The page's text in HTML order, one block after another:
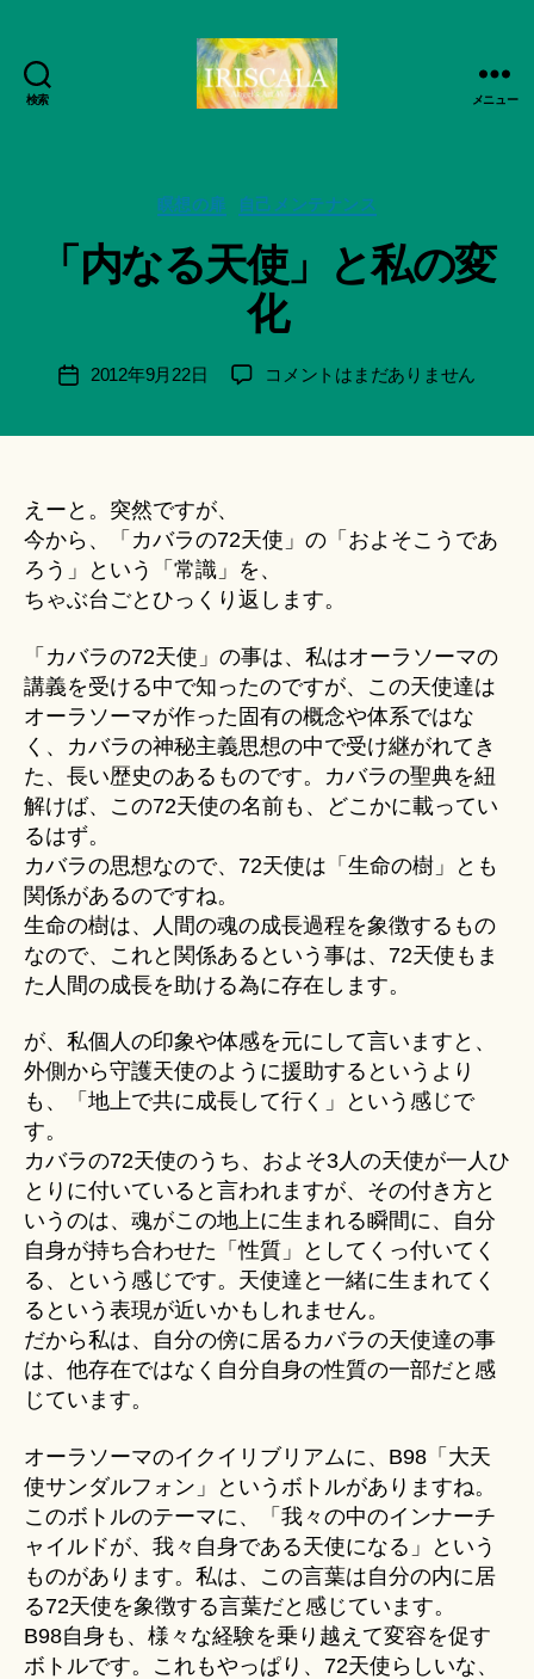
検索
日
活
動
記
録・
品
IRISCALA
メニュー
カ
ゴ
リ
ー
瞑想の扉 自己メンテナンス
「内なる天使」と私の変
化
投
:
a
u
＊
投
2012年9月22日
「内
私
変
化
の
コメントはまだありません
えーと。突然ですが、
今から、「カバラの72天使」の「およそこうであ
ろう」という「常識」を、
ちゃぶ台ごとひっくり返します。
「カバラの72天使」の事は、私はオーラソーマの
講義を受ける中で知ったのですが、この天使達は
オーラソーマが作った固有の概念や体系ではな
く、カバラの神秘主義思想の中で受け継がれてき
た、長い歴史のあるものです。カバラの聖典を紐
解けば、この72天使の名前も、どこかに載ってい
るはず。
カバラの思想なので、72天使は「生命の樹」とも
関係があるのですね。
生命の樹は、人間の魂の成長過程を象徴するもの
なので、これと関係あるという事は、72天使もま
た人間の成長を助ける為に存在します。
が、私個人の印象や体感を元にして言いますと、
外側から守護天使のように援助するというより
も、「地上で共に成長して行く」という感じで
す。
カバラの72天使のうち、およそ3人の天使が一人ひ
とりに付いていると言われますが、その付き方と
いうのは、魂がこの地上に生まれる瞬間に、自分
自身が持ち合わせた「性質」としてくっ付いてく
る、という感じです。天使達と一緒に生まれてく
るという表現が近いかもしれません。
だから私は、自分の傍に居るカバラの天使達の事
は、他存在ではなく自分自身の性質の一部だと感
じています。
オーラソーマのイクイリブリアムに、B98「大天
使サンダルフォン」というボトルがありますね。
このボトルのテーマに、「我々の中のインナーチ
ャイルドが、我々自身である天使になる」という
ものがあります。私は、この言葉は自分の内に居
る72天使を象徴する言葉だと感じています。
B98自身も、様々な経験を乗り越えて変容を促す
ボトルです。これもやっぱり、72天使らしいな、